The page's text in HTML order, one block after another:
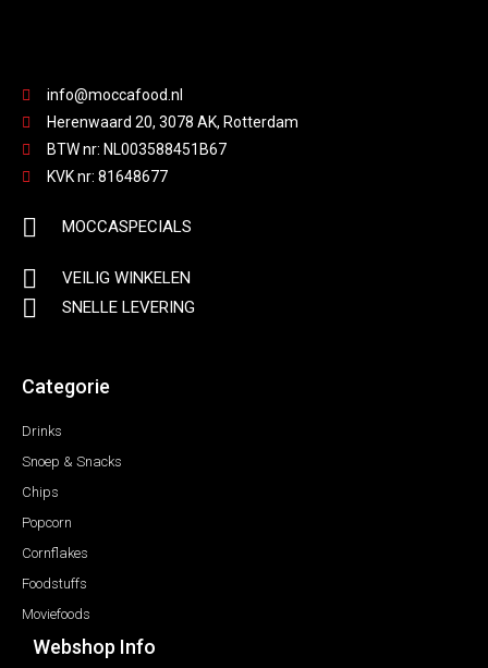
info@moccafood.nl
Herenwaard 20, 3078 AK, Rotterdam
BTW nr: NL003588451B67
KVK nr: 81648677
MOCCASPECIALS
VEILIG WINKELEN
SNELLE LEVERING
Categorie
Drinks
Snoep & Snacks
Chips
Popcorn
Cornflakes
Foodstuffs
Moviefoods
Webshop Info